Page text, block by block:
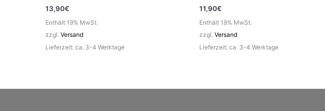
13,90€
Enthält 19% MwSt.
zzgl. Versand
Lieferzeit: ca. 3-4 Werktage
11,90€
Enthält 19% MwSt.
zzgl. Versand
Lieferzeit: ca. 3-4 Werktage